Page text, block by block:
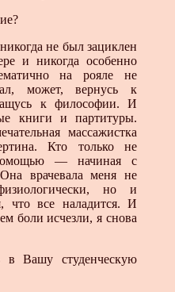
не был зациклен
и никогда особенно
на рояле не
может, вернусь к
к философии. И
книги и партитуры.
массажистка
Кто только не
— начиная с
врачевала меня не
но и
что все наладится. И
боли исчезли, я снова
Вашу студенческую